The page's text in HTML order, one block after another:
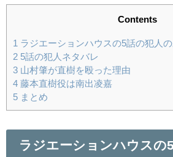
Contents
1 ラジエーションハウスの5話の犯人
2 5話の犯人ネタバレ
3 山村肇が直樹を殴った理由
4 藤本直樹役は南出凌嘉
5 まとめ
ラジエーションハウスの